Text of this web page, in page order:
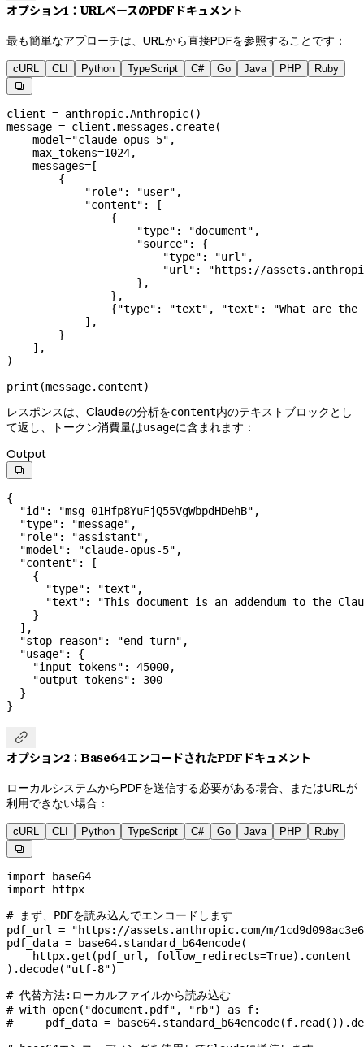
オプション1：URLベースのPDFドキュメント
最も簡単なアプローチは、URLから直接PDFを参照することです：
cURL CLI Python TypeScript C# Go Java PHP Ruby

client = anthropic.Anthropic()
message = client.messages.create(
    model
="claude-opus-5" ,
    max_tokens
=1024,
    messages
= [
        {
            "role"
: "user" ,
            "content"
: [
                {
                    "type"
: "document" ,
                    "source"
: {
                        "type"
: "url" ,
                        "url"
:
"https://
                    },
                },
                {
"type" : "text" , "text" :
"What are
            ],
        }
    ],
)
print (message.content)
レスポンスは、Claudeの分析をcontent内のテキストブロックとし
て返し、トークン消費量はusageに含まれます：
Output

{
  "id"
: "msg_01Hfp8YuFjQ55VgWbpdHDehB" ,
  "type"
: "message" ,
  "role"
: "assistant" ,
  "model"
: "claude-opus-5" ,
  "content"
: [
    {
      "type"
: "text" ,
      "text"
:
"This document is an addendum to the
    }
  ],
  "stop_reason"
: "end_turn" ,
  "usage"
: {
    "input_tokens"
: 45000,
    "output_tokens"
: 300
  }
}

オプション2：Base64エンコードされたPDFドキュメント
ローカルシステムからPDFを送信する必要がある場合、またはURLが
利用できない場合：
cURL CLI Python TypeScript C# Go Java PHP Ruby

import base64
import httpx
# まず、PDFを読み込んでエンコードします
pdf_url = "https://assets.anthropic.com/m/
pdf_data = base64.standard_b64encode(
    httpx.get(pdf_url,
follow_redirects=True).content
).decode( "utf-8")
# 代替方法:ローカルファイルから読み込む
# with open("document.pdf", "rb") as f:
#     pdf_data =